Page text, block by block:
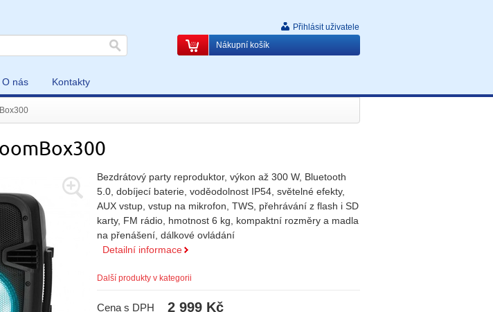
O nás Kontakty
Přihlásit uživatele
Nákupní košík
Bezdrátový party reproduktor, výkon až 300 W, Bluetooth
5.0, dobíjecí baterie, voděodolnost IP54, světelné efekty,
AUX vstup, vstup na mikrofon, TWS, přehrávání z flash i SD
karty, FM rádio, hmotnost 6 kg, kompaktní rozměry a madla
na přenášení, dálkové ovládání
Detailní informace
Další produkty v kategorii
Cena s DPH 2 999 Kč